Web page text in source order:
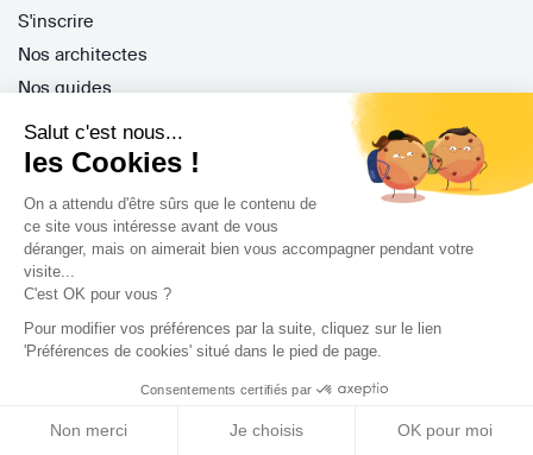
Salut c'est nous...
les Cookies !
On a attendu d'être sûrs que le contenu de
ce site vous intéresse avant de vous
déranger, mais on aimerait bien vous accompagner pendant votre
visite...
C'est OK pour vous ?
Pour modifier vos préférences par la suite, cliquez sur le lien
'Préférences de cookies' situé dans le pied de page.
Consentements certifiés par
Non merci Je choisis OK pour moi
S'inscrire
Nos architectes
Nos guides
Nos réalisations
Nos avis
Professionnels
Je suis architecte
Je suis une entreprise
Je suis maître d'oeuvre